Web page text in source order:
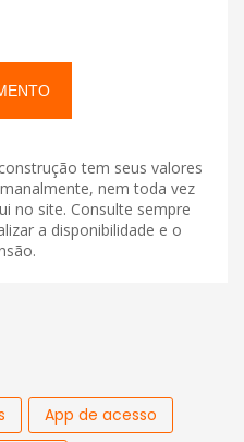
tem seus valores
nem toda vez
no site. Consulte sempre
a disponibilidade e o
App de acesso